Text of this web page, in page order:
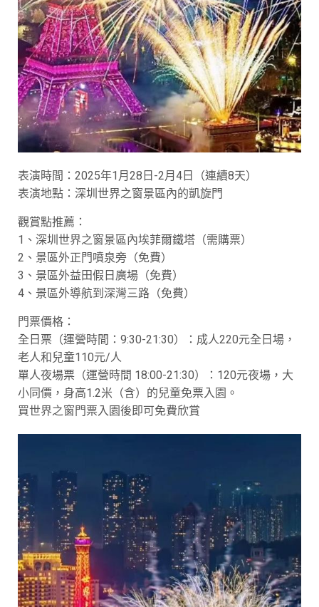
表演時間：2025年1月28日-2月4日（連續8天）
表演地點：深圳世界之窗景區內的凱旋門
觀賞點推薦：
1、深圳世界之窗景區內埃菲爾鐵塔（需購票）
2、景區外正門噴泉旁（免費）
3、景區外益田假日廣場（免費）
4、景區外導航到深灣三路（免費）
門票價格：
全日票（運營時間：9:30-21:30）：成人220元全日場，
老人和兒童110元/人
單人夜場票（運營時間 18:00-21:30）：120元夜場，大
小同價，身高1.2米（含）的兒童免票入園。
買世界之窗門票入園後即可免費欣賞